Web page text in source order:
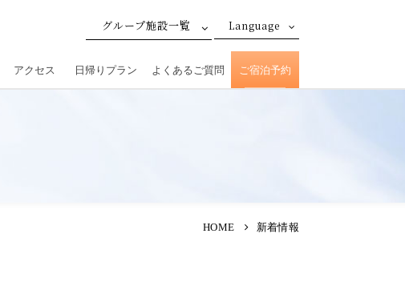
アクセス 日帰りプラン よくあるご質問 ご宿泊予約
グループ施設一覧 Language
HOME 新着情報